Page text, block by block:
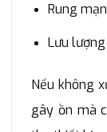
Rung
Lưu
Nếu không
gây ồn mà